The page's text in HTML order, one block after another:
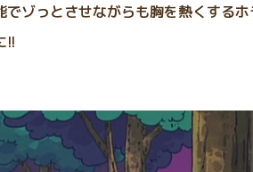
ゾっとさせながらも胸を熱くする
!!